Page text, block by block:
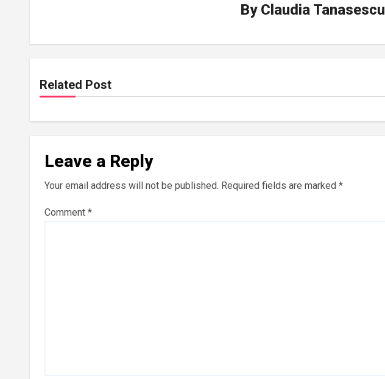
By Claudia Tanasescu
Related Post
Leave a Reply
Your email address will not be published. Required fields are marked *
Comment *